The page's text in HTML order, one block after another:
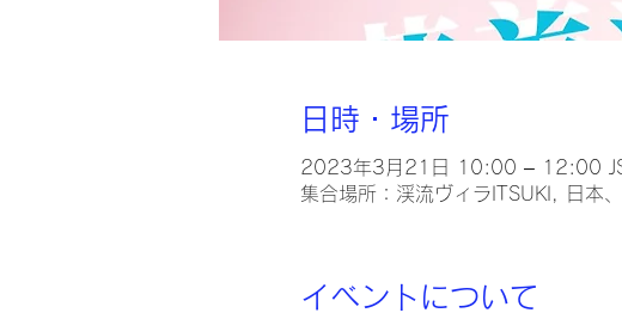
日時・場所
2023年3月21日 10:00 – 12:00
集合場所：渓流ヴィラITSUKI, 日本
イベントについて